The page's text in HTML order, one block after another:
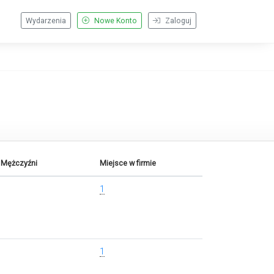
Zaloguj
Nowe Konto
Wydarzenia
Miejsce w firmie
1
1